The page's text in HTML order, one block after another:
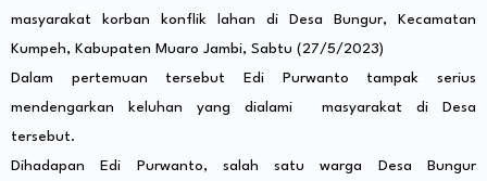
masyarakat korban konflik lahan di Desa Bungur, Kecamatan
Kumpeh, Kabupaten Muaro Jambi, Sabtu (27/5/2023)
Dalam pertemuan tersebut Edi Purwanto tampak serius
mendengarkan keluhan yang dialami masyarakat di Desa
tersebut.
Dihadapan Edi Purwanto, salah satu warga Desa Bungur